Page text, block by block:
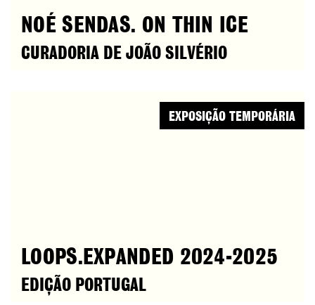
NOÉ SENDAS. ON THIN ICE
CURADORIA DE JOÃO SILVÉRIO
LOOPS.EXPANDED 2024-2025
EDIÇÃO PORTUGAL
EXPOSIÇÃO TEMPORÁRIA